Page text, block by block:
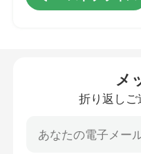
GPSスマートウォッチ
メ
折り返しご